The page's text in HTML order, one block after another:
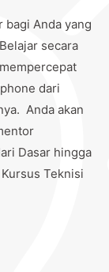
bagi Anda yang
secara
dari
Anda akan
Dasar hingga
Teknisi